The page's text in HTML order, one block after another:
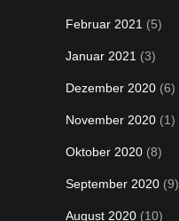
Februar 2021 (5)
Januar 2021 (3)
Dezember 2020 (6)
November 2020 (1)
Oktober 2020 (8)
September 2020 (9)
August 2020 (10)